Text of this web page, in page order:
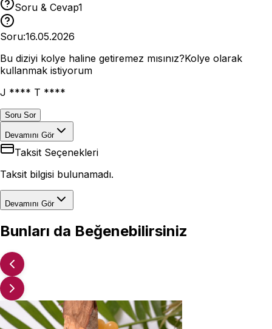
Soru & Cevap1
Soru:16.05.2026
Bu diziyi kolye haline getiremez mısınız?Kolye olarak
kullanmak istiyorum
J **** T ****
Soru Sor
Devamını Gör
Taksit Seçenekleri
Taksit bilgisi bulunamadı.
Devamını Gör
Bunları da Beğenebilirsiniz